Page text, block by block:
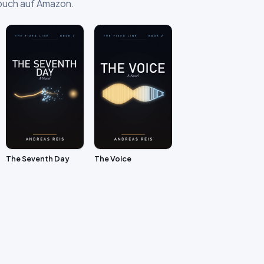
auf Amazon.
The Seventh Day The Voice